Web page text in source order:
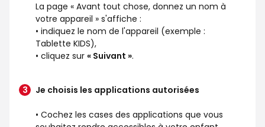
La page « Avant tout chose, donnez un nom à
votre appareil » s'affiche :
• indiquez le nom de l'appareil (exemple :
Tablette KIDS),
• cliquez sur « Suivant ».
Je choisis les applications autorisées
• Cochez les cases des applications que vous